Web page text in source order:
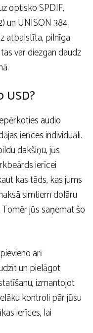
optisko SPDIF,
un UNISON 384
atbalstīta, pilnīga
var diezgan daudz
USD?
audio
ierīces individuāli.
dakšiņu, jūs
ierīcei
kas tāds, kas jums
simtiem dolāru
jūs saņemat šo
arī
un pielāgot
izmantojot
kontroli pār jūsu
ierīces, lai